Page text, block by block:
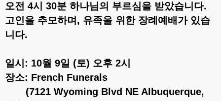
오전 4시 30분 하나님의 부르심을 받았습니다.
고인을 추모하며, 유족을 위한 장례예배가 있습
니다.
일시: 10월 9일 (토) 오후 2시
장소: French Funerals
(7121 Wyoming Blvd NE Albuquerque,